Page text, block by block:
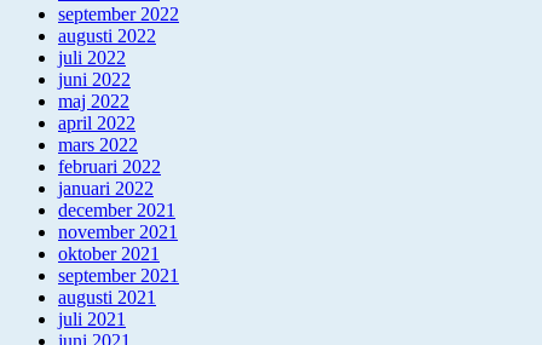
september 2022
augusti 2022
juli 2022
juni 2022
maj 2022
april 2022
mars 2022
februari 2022
januari 2022
december 2021
november 2021
oktober 2021
september 2021
augusti 2021
juli 2021
juni 2021